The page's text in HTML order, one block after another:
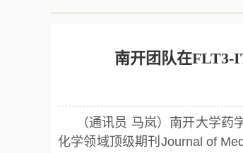
南开团队在FLT3-
（通讯员 马岚）南开大学
化学领域顶级期刊Journal of